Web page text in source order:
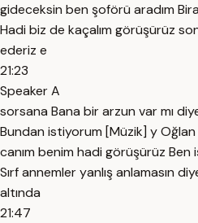
gideceksin ben şoförü aradım
Hadi biz de kaçalım görüşürüz
ederiz e
21:23
Speaker A
sorsana Bana bir arzun var mı
Bundan istiyorum [Müzik] y
canım benim hadi görüşürüz Ben
Sırf annemler yanlış anlamasın
altında
21:47